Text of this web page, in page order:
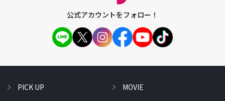
公式アカウントをフォロー！
PICK UP
MOVIE